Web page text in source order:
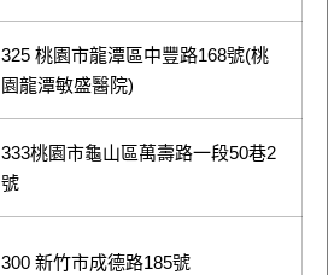
325 桃園市龍潭區中豐路168號(桃
園龍潭敏盛醫院)
333桃園市龜山區萬壽路一段50巷2
號
300 新竹市成德路185號